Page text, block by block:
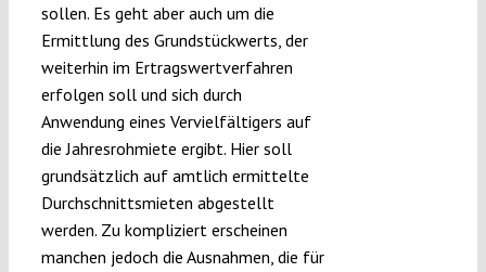
sollen. Es geht aber auch um die
Ermittlung des Grundstückwerts, der
weiterhin im Ertragswertverfahren
erfolgen soll und sich durch
Anwendung eines Vervielfältigers auf
die Jahresrohmiete ergibt. Hier soll
grundsätzlich auf amtlich ermittelte
Durchschnittsmieten abgestellt
werden. Zu kompliziert erscheinen
manchen jedoch die Ausnahmen, die für